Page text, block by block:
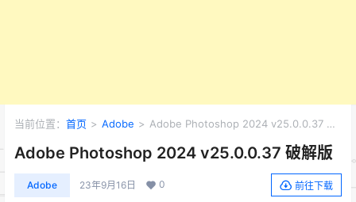
当前位置： 首页 > Adobe > Adobe Photoshop 2024 v25.0.0.37 破
Adobe Photoshop 2024 v25.0.0.37 破解版
Adobe 23年9月16日 0 前往下载